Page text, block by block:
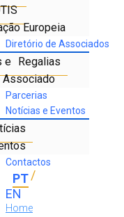
Europeia
Diretório de Associados
e Regalias
Associado
Parcerias
Notícias e Eventos
Contactos
Home